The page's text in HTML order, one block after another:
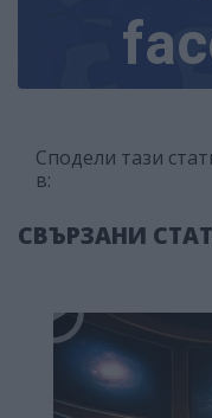
Сподели тази
в:
СВЪРЗАНИ